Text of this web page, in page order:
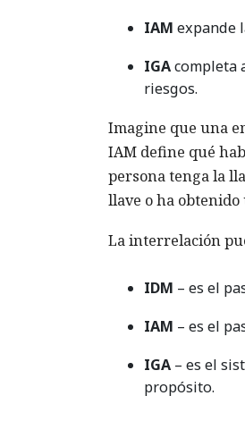
IAM expande
IGAcompleta
riesgos.
Imagine que una
IAM define qué
persona tenga la
llave o ha obtenido
La interrelación
IDM – es el
IAM – es el
IGA – es el
propósito.